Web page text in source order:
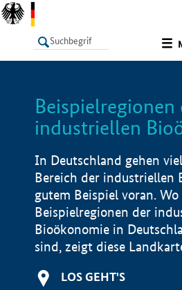
LISTE
Beispielregionen
industriellen
In Deutschland gehen
Bereich der industriellen
gutem Beispiel voran. Wo
Beispielregionen der
Bioökonomie in
sind, zeigt diese
LOS GEHT'S